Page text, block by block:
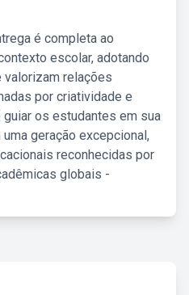
é completa ao
escolar, adotando
relações
por criatividade e
os estudantes em sua
geração excepcional,
reconhecidas por
globais -